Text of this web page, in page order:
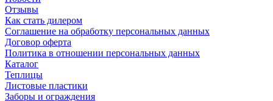
Отзывы
Как стать дилером
Соглашение на обработку персональных данных
Договор оферта
Политика в отношении персональных данных
Каталог
Теплицы
Листовые пластики
Заборы и ограждения